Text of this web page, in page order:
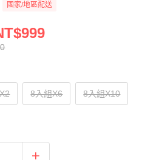
國家/地區配送
8入組X6 8入組X10